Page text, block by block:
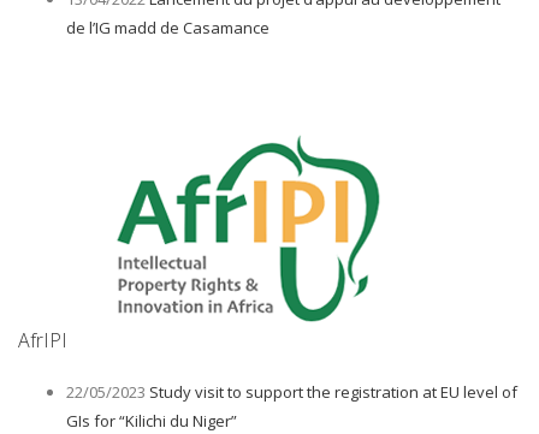
de l’IG madd de Casamance
AfrIPI
22/05/2023 Study visit to support the registration at EU level of
GIs for “Kilichi du Niger”